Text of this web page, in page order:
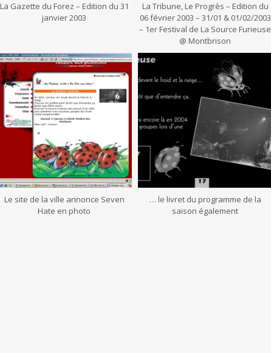
La Gazette du Forez – Edition du 31
janvier 2003
La Tribune, Le Progrès – Edition du
06 février 2003 – 31/01 & 01/02/2003
– 1er Festival de La Source Furieuse
@ Montbrison
Le site de la ville annonce Seven
Hate en photo
… le livret du programme de la
saison également